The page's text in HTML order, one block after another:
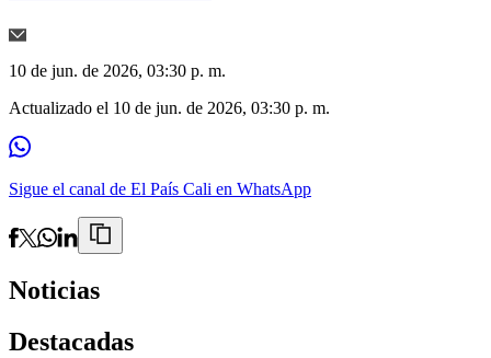
10 de jun. de 2026, 03:30 p. m.
Actualizado el 10 de jun. de 2026, 03:30 p. m.
Sigue el canal de El País Cali en WhatsApp
Noticias
Destacadas